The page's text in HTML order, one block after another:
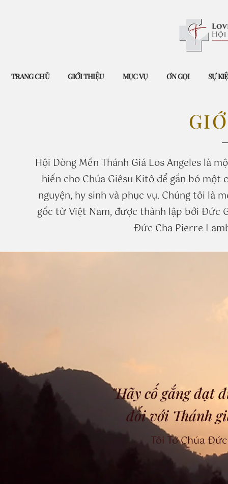
TRANG CHỦ GIỚI THIỆU MỤC VỤ ƠN GỌI SỰ
Hội Dòng Mến Thánh Giá Los Angeles là
hiến cho Chúa Giêsu Kitô để gắn bó
nguyện, hy sinh và phục vụ. Chúng tôi là
gốc từ Việt Nam, được thành lập bởi Đức
Đức Cha Pierre
"Hãy cố gắng đạt
đối với Thánh
Tôi Tớ Chúa